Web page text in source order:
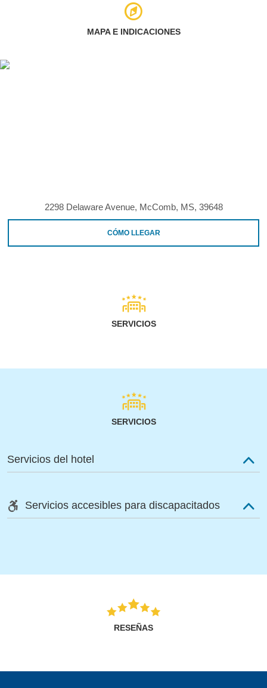
MAPA E INDICACIONES
2298 Delaware Avenue, McComb, MS, 39648
CÓMO LLEGAR
SERVICIOS
SERVICIOS
Servicios del hotel
Servicios accesibles para discapacitados
RESEÑAS